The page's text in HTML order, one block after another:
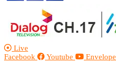
Live
Facebook
Youtube Envelope